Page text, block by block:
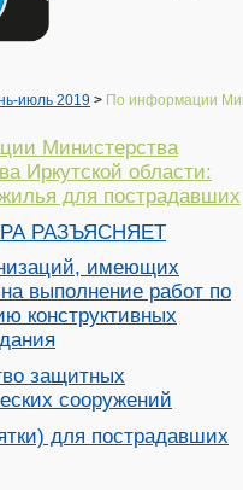
июль 2019 > По информации
Министерства
Иркутской области:
для пострадавших
РАЗЪЯСНЯЕТ
имеющих
выполнение работ по
конструктивных
защитных
сооружений
для пострадавших